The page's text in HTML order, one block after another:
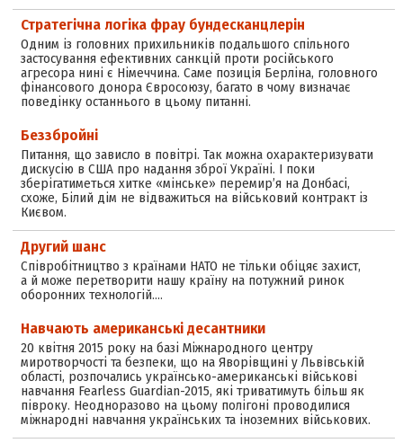
Стратегічна логіка фрау бундесканцлерін
Одним із головних прихильників подальшого спільного
застосування ефективних санкцій проти російського
агресора нині є Німеччина. Саме позиція Берліна, головного
фінансового донора Євросоюзу, багато в чому визначає
поведінку останнього в цьому питанні.
Беззбройні
Питання, що зависло в повітрі. Так можна охарактеризувати
дискусію в США про надання зброї Україні. І поки
зберігатиметься хитке «мінське» перемир’я на Донбасі,
схоже, Білий дім не відважиться на військовий контракт із
Києвом.
Другий шанс
Співробітництво з країнами НАТО не тільки обіцяє захист,
а й може перетворити нашу країну на потужний ринок
оборонних технологій.…
Навчають американські десантники
20 квітня 2015 року на базі Міжнародного центру
миротворчості та безпеки, що на Яворівщині у Львівській
області, розпочались українсько-американські військові
навчання Fearless Guardian-2015, які триватимуть більш як
півроку. Неодноразово на цьому полігоні проводилися
міжнародні навчання українських та іноземних військових.